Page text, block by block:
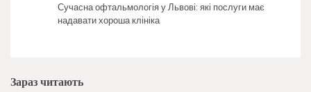
Сучасна офтальмологія у Львові: які послуги має
надавати хороша клініка
Зараз читають